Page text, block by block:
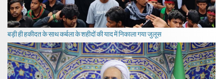
बड़ी ही हकीदत के साथ कर्बला के शहीदों की याद में निकाला गया जुलूस